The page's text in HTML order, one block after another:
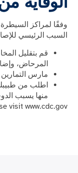
وفقًا لمراكز
السبب الرئيسي
قم بتقليل
المرحاض،
مارس التمارين
اطلب من طبيبك
منها يسبب
visit www.cdc.gov.